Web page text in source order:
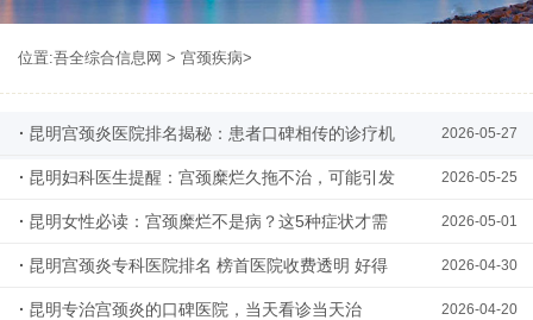
位置:吾全综合信息网 > 宫颈疾病>
· 昆明宫颈炎医院排名揭秘：患者口碑相传的诊疗机
构是这里
2026-05-27
· 昆明妇科医生提醒：宫颈糜烂久拖不治，可能引发
大问题
2026-05-25
· 昆明女性必读：宫颈糜烂不是病？这5种症状才需
要就医
2026-05-01
· 昆明宫颈炎专科医院排名 榜首医院收费透明 好得
快
2026-04-30
· 昆明专治宫颈炎的口碑医院，当天看诊当天治 2026-04-20